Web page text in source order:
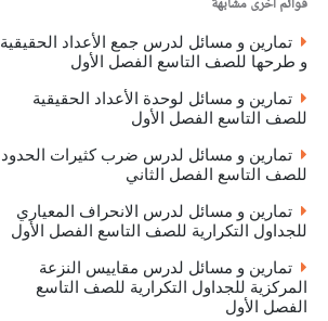
n
تمارين و مسائل لدرس جمع الأعداد الحقيقية
و طرحها للصف التاسع الفصل الأول
تمارين و مسائل لوحدة الأعداد الحقيقية
للصف التاسع الفصل الأول
تمارين و مسائل لدرس ضرب كثيرات الحدود
للصف التاسع الفصل الثاني
تمارين و مسائل لدرس الانحراف المعياري
للجداول التكرارية للصف التاسع الفصل الأول
تمارين و مسائل لدرس مقاييس النزعة
المركزية للجداول التكرارية للصف التاسع
الفصل الأول